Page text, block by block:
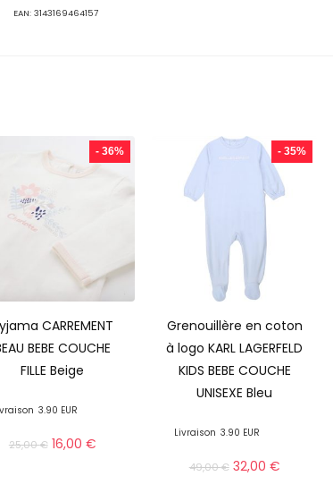
EAN:3143169464157
- 36%
CARREMENT
BEBE COUCHE
FILLE Beige
3.90 EUR
25,00€ 16,00 €
- 35%
Grenouillère en coton
à logo KARL LAGERFELD
KIDS BEBE COUCHE
UNISEXE Bleu
Livraison 3.90 EUR
49,00€ 32,00 €